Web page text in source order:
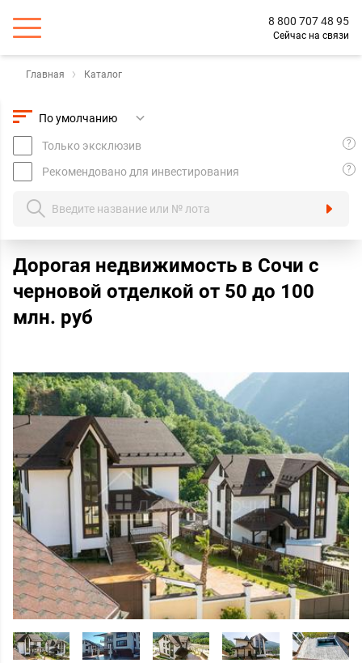
8 800 707 48 95
Сейчас на связи
Главная Каталог
Только эксклюзив ?
Рекомендовано для инвестирования ?
Дорогая недвижимость в Сочи с
черновой отделкой oт 50 до 100
млн. руб